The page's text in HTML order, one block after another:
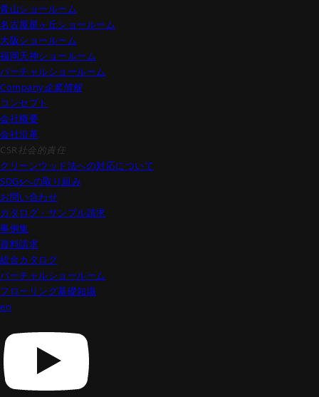
青山ショールーム
名古屋星ヶ丘ショールーム
大阪ショールーム
福岡天神ショールーム
バーチャルショールーム
Company企業情報
コンセプト
会社概要
会社沿革
CSR社会的責任
クリーンウッド法への対応について
SDGsへの取り組み
お問い合わせ
カタログ・サンプル請求
事例集
資料請求
総合カタログ
バーチャルショールーム
フローリング基礎知識
en